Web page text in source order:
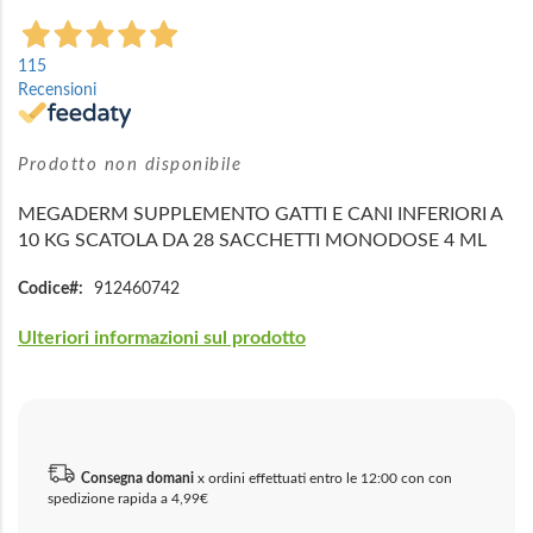
Vai
all'inizio
della
galleria
di
115
Recensioni
Prodotto non disponibile
MEGADERM SUPPLEMENTO GATTI E CANI INFERIORI A
10 KG SCATOLA DA 28 SACCHETTI MONODOSE 4 ML
Codice 912460742
Ulteriori informazioni sul prodotto
Consegna domani x ordini effettuati entro le 12:00 con con
spedizione rapida a 4,99€